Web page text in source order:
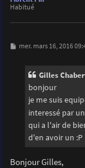
Habitué
M
mer. mars 16, 2016
Gilles
bonjour
je me suis
interessé par
qui a l'air de
d'en avoir un :P
Bonjour Gilles,